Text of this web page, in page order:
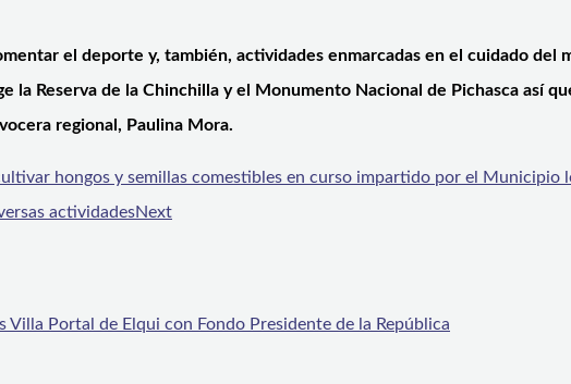
el deporte y, también, actividades enmarcadas en el cuidado
la Reserva de la Chinchilla y el Monumento Nacional de Pichasca así
regional, Paulina Mora.
hongos y semillas comestibles en curso impartido por el Municipio
actividadesNext